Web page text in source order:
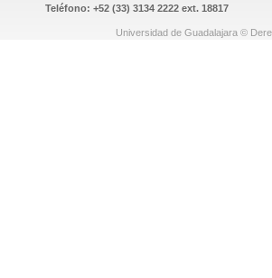
Teléfono: +52 (33) 3134 2222 ext. 18817
Universidad de Guadalajara ©